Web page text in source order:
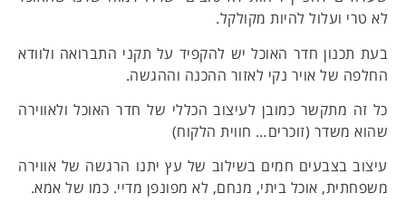
לא טרי ועלול להיות מקולקל.
בעת תכנון חדר האוכל יש להקפיד על תקני התברואה ולוודא
החלפה של אויר נקי לאזור ההכנה וההגשה.
כל זה מתקשר כמובן לעיצוב הכללי של חדר האוכל ולאווירה
שהוא משדר (זוכרים… חווית הלקוח)
עיצוב בצבעים חמים בשילוב של עץ יתנו הרגשה של אווירה
משפחתית, אוכל ביתי, מנחם, לא מפונפן מדיי. כמו של אמא.